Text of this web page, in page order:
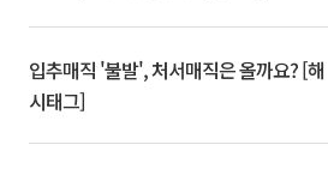
입추매직 '불발', 처서매직은 올까요? [해
시태그]